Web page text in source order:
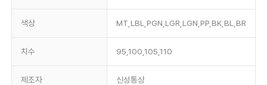
색상 MT,LBL,PGN,LGR,LGN,PP,BK,BL,BR
치수 95,100,105,110
제조자 신성통상